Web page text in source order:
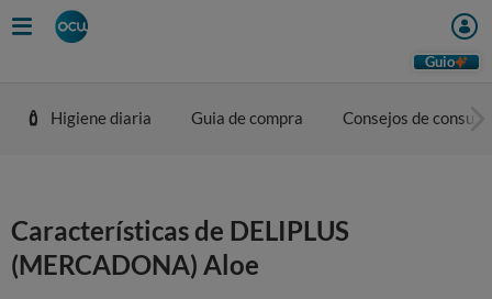
Guio
Higiene diaria Guia de compra Consejos de
Características de DELIPLUS
(MERCADONA) Aloe